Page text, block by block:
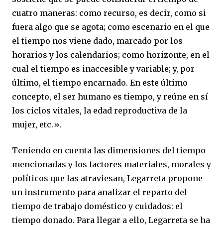
cuatro maneras: como recurso, es decir, como si
fuera algo que se agota; como escenario en el que
el tiempo nos viene dado, marcado por los
horarios y los calendarios; como horizonte, en el
cual el tiempo es inaccesible y variable; y, por
último, el tiempo encarnado. En este último
concepto, el ser humano es tiempo, y reúne en sí
los ciclos vitales, la edad reproductiva de la
mujer, etc.».
Teniendo en cuenta las dimensiones del tiempo
mencionadas y los factores materiales, morales y
políticos que las atraviesan, Legarreta propone
un instrumento para analizar el reparto del
tiempo de trabajo doméstico y cuidados: el
tiempo donado. Para llegar a ello, Legarreta se ha